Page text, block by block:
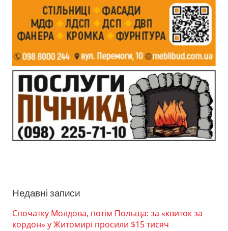
Недавні записи
Спочатку Молдова, потім Польща: за «квиток за
кордон» у Житомирі просили $15 тисяч